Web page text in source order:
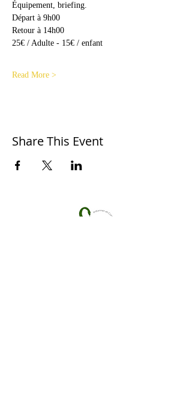
Équipement, briefing.
Départ à 9h00
Retour à 14h00
Read More >
Share This Event